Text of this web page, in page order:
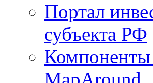
Портал
субъекта РФ
Компоненты